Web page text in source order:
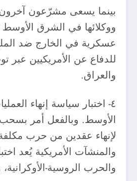
بينما يسعى مشرّعون
ووكلائها في الشرق
عسكرية في الخارج ضد
للدفاع عن الأمريكيين عبر
والعراق.
٤- اختبار سياسة إنهاء
لإنهاء عقدين من حرب
والمنشآت الأمريكية يُعد
والحرب الروسية-